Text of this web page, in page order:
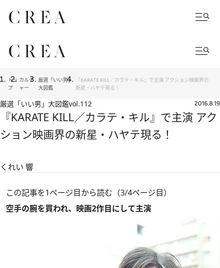
トッ
プ
カルチ
ャー
厳選「いい男」
大図鑑
『KARATE KILL／カラテ・キル』で主演 アクション映画界の
新星・ハヤテ現る！
厳選「いい男」大図鑑vol.112 2016.8.19
『KARATE KILL／カラテ・キル』で主演 アク
ション映画界の新星・ハヤテ現る！
くれい 響
この記事を1ページ目から読む（3/4ページ目）
空手の腕を買われ、映画2作目にして主演